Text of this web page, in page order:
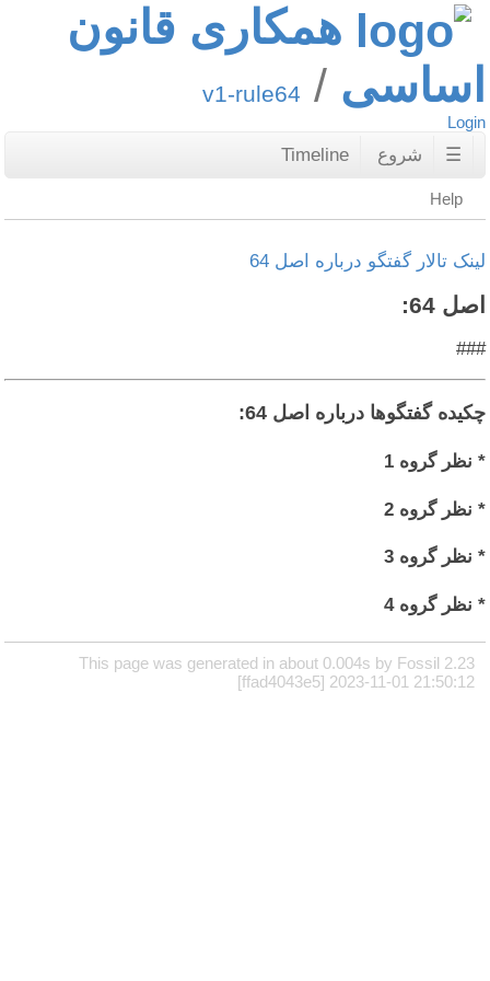
همکاری قانون
اساسی
v1-rule64
Login
☰ شروع Timeline
Help
لینک تالار گفتگو درباره اصل 64
اصل 64:
###
چکیده گفتگوها درباره اصل 64:
* نظر گروه 1
* نظر گروه 2
* نظر گروه 3
* نظر گروه 4
This page was generated in about 0.004s by Fossil 2.23
[ffad4043e5] 2023-11-01 21:50:12